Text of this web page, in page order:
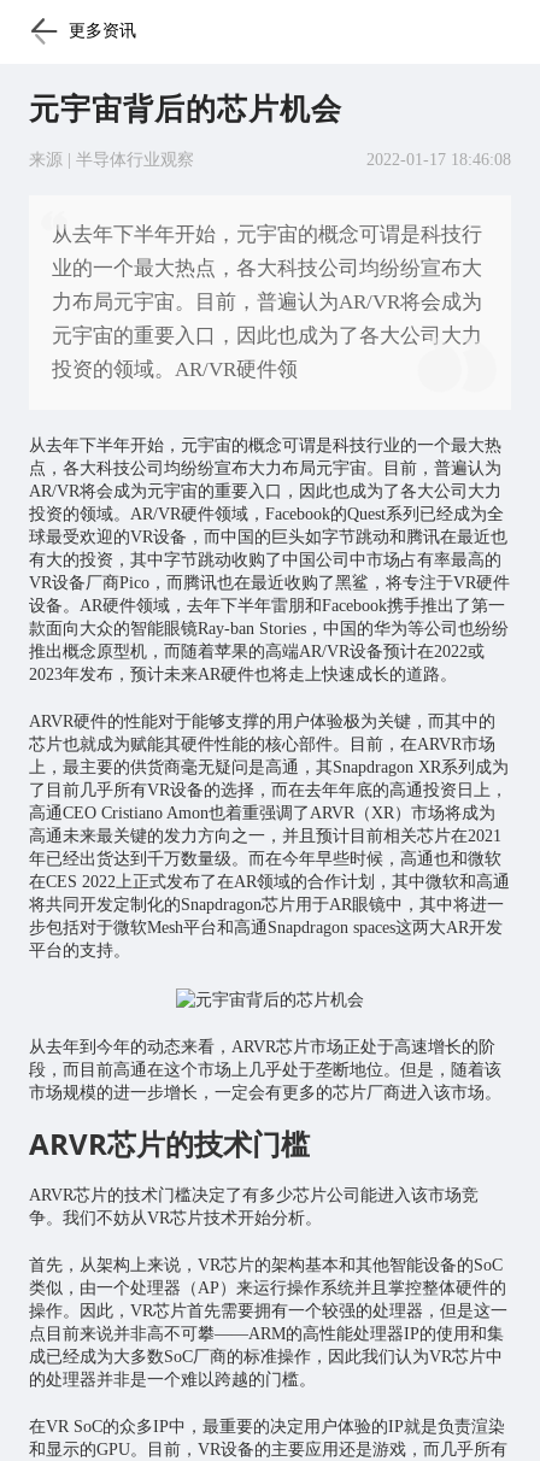
更多资讯
元宇宙背后的芯片机会
来源 | 半导体行业观察 2022-01-17 18:46:08
从去年下半年开始，元宇宙的概念可谓是科技行
业的一个最大热点，各大科技公司均纷纷宣布大
力布局元宇宙。目前，普遍认为AR/VR将会成为
元宇宙的重要入口，因此也成为了各大公司大力
投资的领域。AR/VR硬件领
从去年下半年开始， 元宇宙的概念可谓是科技行业的一个最大热
点，各大科技公司均纷纷宣布大力布局元宇宙。目前，普遍认为
AR/VR将会成为元宇宙的重要入口，因此也成为了各大公司大力
投资的领域。AR/VR硬件领域，Facebook的Quest系列已经成为全
球最受欢迎的VR设备，而中国的巨头如字节跳动和腾讯在最近也
有大的投资，其中字节跳动收购了中国公司中市场占有率最高的
VR设备厂商Pico，而腾讯也在最近收购了黑鲨，将专注于VR硬件
设备。AR硬件领域，去年下半年雷朋和Facebook携手推出了第一
款面向大众的智能眼镜Ray-ban Stories，中国的华为等公司也纷纷
推出概念原型机，而随着苹果的高端AR/VR设备预计在2022或
2023年发布，预计未来AR硬件也将走上快速成长的道路。
ARVR硬件的性能对于能够支撑的用户体验极为关键，而其中的
芯片也就成为赋能其硬件性能的核心部件。目前，在ARVR市场
上，最主要的供货商毫无疑问是高通，其Snapdragon XR系列成为
了目前几乎所有VR设备的选择，而在去年年底的高通投资日上，
高通CEO Cristiano Amon也着重强调了ARVR（XR）市场将成为
高通未来最关键的发力方向之一，并且预计目前相关芯片在2021
年已经出货达到千万数量级。而在今年早些时候，高通也和微软
在CES 2022上正式发布了在AR领域的合作计划，其中微软和高通
将共同开发定制化的Snapdragon芯片用于AR眼镜中，其中将进一
步包括对于微软Mesh平台和高通Snapdragon spaces这两大AR开发
平台的支持。
从去年到今年的动态来看，ARVR芯片市场正处于高速增长的阶
段，而目前高通在这个市场上几乎处于垄断地位。但是，随着该
市场规模的进一步增长，一定会有更多的芯片厂商进入该市场。
ARVR芯片的技术门槛
ARVR芯片的技术门槛决定了有多少芯片公司能进入该市场竞
争。我们不妨从VR芯片技术开始分析。
首先，从架构上来说，VR芯片的架构基本和其他智能设备的SoC
类似，由一个处理器（AP）来运行操作系统并且掌控整体硬件的
操作。因此，VR芯片首先需要拥有一个较强的处理器，但是这一
点目前来说并非高不可攀——ARM的高性能处理器IP的使用和集
成已经成为大多数SoC厂商的标准操作，因此我们认为VR芯片中
的处理器并非是一个难以跨越的门槛。
在VR SoC的众多IP中，最重要的决定用户体验的IP就是负责渲染
和显示的GPU。目前，VR设备的主要应用还是游戏，而几乎所有